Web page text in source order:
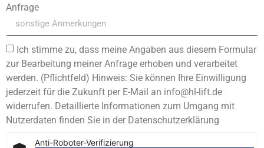
Anfrage
Ich stimme zu, dass meine Angaben aus diesem Formular
zur Bearbeitung meiner Anfrage erhoben und verarbeitet
werden. (Pflichtfeld) Hinweis: Sie können Ihre Einwilligung
jederzeit für die Zukunft per E-Mail an info@hl-lift.de
widerrufen. Detaillierte Informationen zum Umgang mit
Nutzerdaten finden Sie in der Datenschutzerklärung
Anti-Roboter-Verifizierung